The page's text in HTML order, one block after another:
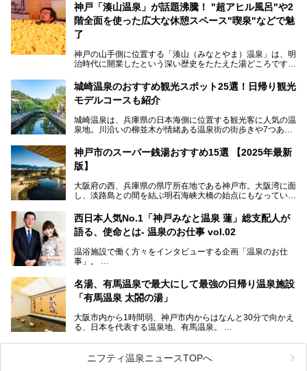
神戸「湊山温泉」が話題沸騰！ "超アヒル風呂"や2
階全面を使った広大な休憩スペース"喫泉"などで魅
了
神戸の山手側に位置する「湊山（みなとやま）温泉」は、明
治時代に開業したという深い歴史をたたえた湯どころです。
っぱいに浮かぶアヒルちゃん。さらに、ゆったりくつろげて
コワーキングも可能な休憩スペースも人気に。斬新な企画や
設備で人々をアッと驚かせる湊山温泉の魅力をリポートしま
城崎温泉のおすすめ観光スポット25選！日帰り観光
モデルコースも紹介
城崎温泉は、兵庫県の日本海側に位置する観光客に人気の温
泉地。川沿いの柳並木が情緒ある温泉街の街歩きや7つある
られています。鉄道の駅から温泉街が近く、歩いて回るのに
ちょうどよい規模で、日帰りでの訪問にもおすすめです。
の観光スポットをピックアップ。温泉やご当地グルメなどを
盛り込んだ日帰り観光モデルコースも紹介しているので、ぜ
神戸市のスーパー銭湯おすすめ15選 【2025年最新
版】
大阪府の西、兵庫県の県庁所在地である神戸市。大阪湾に面
し、淡路島との間を結ぶ明石海峡大橋の始点にもなっていま
華街をはじめ、きらびやかに発展したハーバーランドなど、
人気観光スポットもめじろ押しです。
そして、温泉好きの視点から見ると、神戸市といえば何とい
湯です。そのお湯をリーズナブルに体験できる健康ランドや
スーパー銭湯があったら……。今回はそんな希望に沿う施設
きます！
西日本人気No.1「神戸みなと温泉 蓮」総支配人が
語る、使命とは- 温泉のお仕事 vol.02
温浴施設で働く方々をインタビューする企画「温泉のお仕
事」。
ング西日本1位、2年連続「ベストオブ宿泊賞」に輝いた
「神戸みなと温泉 蓮」の魅力に迫りました！
名湯、有馬温泉で最大にして最強の日帰り温泉施設
「有馬温泉 太閤の湯」
大阪市内から1時間弱、神戸市内からはなんと30分で向かえ
る、日本を代表する温泉地、有馬温泉。
有名な「金泉」と「銀泉」に加え、人工のの炭酸泉まで楽し
める、ある意味「最強」ともいえる施設です。
今回は自慢のお湯をメインにその魅力の数々を紹介します！
ニフティ温泉ニュースTOPへ